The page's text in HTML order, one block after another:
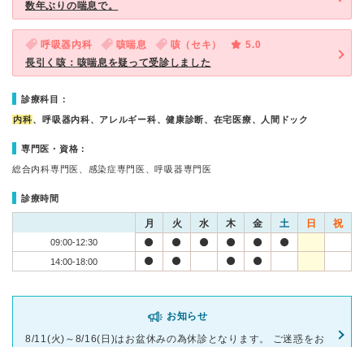
数年ぶりの喘息で。
呼吸器内科 咳喘息 咳（セキ）
5.0
長引く咳：咳喘息を疑って受診しました
診療科目：
内科、呼吸器内科、アレルギー科、健康診断、在宅医療、人間ドック
専門医・資格：
総合内科専門医、感染症専門医、呼吸器専門医
診療時間
月 火 水 木 金 土 日 祝
09:00-12:30
14:00-18:00
お知らせ
8/11(火)～8/16(日)はお盆休みの為休診となります。 ご迷惑をお